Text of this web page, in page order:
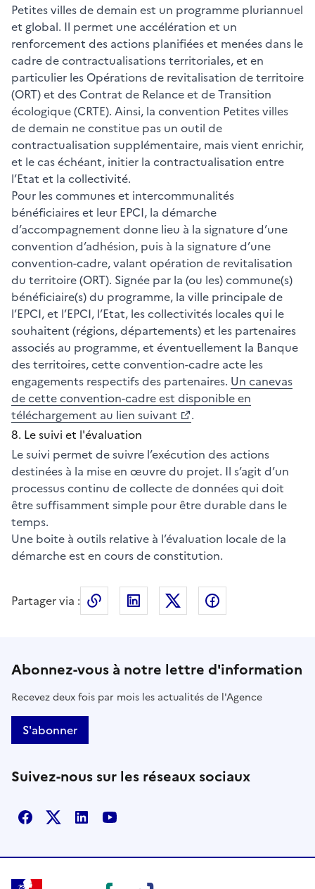
Petites villes de demain est un programme pluriannuel
et global. Il permet une accélération et un
renforcement des actions planifiées et menées dans le
cadre de contractualisations territoriales, et en
particulier les Opérations de revitalisation de territoire
(ORT) et des Contrat de Relance et de Transition
écologique (CRTE). Ainsi, la convention Petites villes
de demain ne constitue pas un outil de
contractualisation supplémentaire, mais vient enrichir,
et le cas échéant, initier la contractualisation entre
l’Etat et la collectivité.
Pour les communes et intercommunalités
bénéficiaires et leur EPCI, la démarche
d’accompagnement donne lieu à la signature d’une
convention d’adhésion, puis à la signature d’une
convention-cadre, valant opération de revitalisation
du territoire (ORT). Signée par la (ou les) commune(s)
bénéficiaire(s) du programme, la ville principale de
l’EPCI, et l’EPCI, l’Etat, les collectivités locales qui le
souhaitent (régions, départements) et les partenaires
associés au programme, et éventuellement la Banque
des territoires, cette convention-cadre acte les
engagements respectifs des partenaires. Un canevas
de cette convention-cadre est disponible en
téléchargement au lien suivant
.
8. Le suivi et l'évaluation
Le suivi permet de suivre l’exécution des actions
destinées à la mise en œuvre du projet. Il s’agit d’un
processus continu de collecte de données qui doit
être suffisamment simple pour être durable dans le
temps.
Une boite à outils relative à l’évaluation locale de la
démarche est en cours de constitution.
Partager via : Copier le lien de la page dans le
LinkedIn
Abonnez-vous à notre lettre d'information
Recevez deux fois par mois les actualités de l'Agence
S'abonner
Suivez-nous sur les réseaux sociaux
Facebook
X LinkedinYoutube